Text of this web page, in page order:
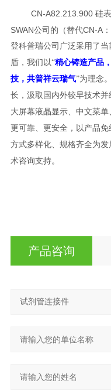
CN-A82.213.900 硅
SWAN公司的（替代CN-A
登科普瑞公司广泛采用了
盾，我们以“精心铸造产品
技，共普祥云瑞气”为理念
长，汲取国内外较早技术
大屏幕液晶显示、中文菜单
更可靠、更安全，以产品
方式多样化、规格齐全为
术咨询支持。
产品咨询